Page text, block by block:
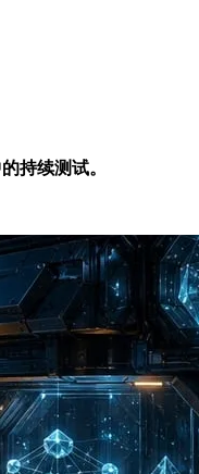
持续测试。